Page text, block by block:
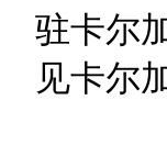
驻卡尔
见卡尔